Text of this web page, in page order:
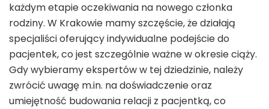
każdym etapie oczekiwania na nowego członka
rodziny. W Krakowie mamy szczęście, że działają
specjaliści oferujący indywidualne podejście do
pacjentek, co jest szczególnie ważne w okresie ciąży.
Gdy wybieramy ekspertów w tej dziedzinie, należy
zwrócić uwagę m.in. na doświadczenie oraz
umiejętność budowania relacji z pacjentką, co